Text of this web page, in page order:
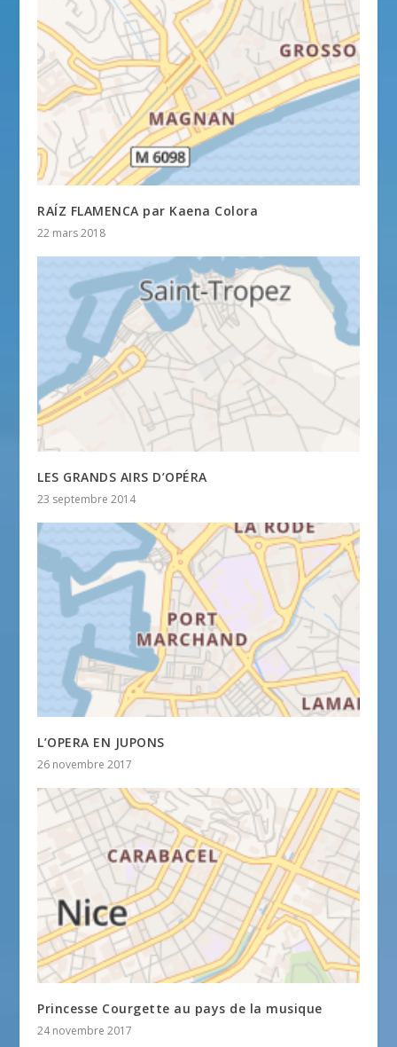
RAÍZ FLAMENCA par Kaena Colora
22 mars 2018
LES GRANDS AIRS D’OPÉRA
23 septembre 2014
L’OPERA EN JUPONS
26 novembre 2017
Princesse Courgette au pays de la musique
24 novembre 2017